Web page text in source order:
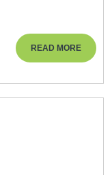
READ MOREREAD
MORE